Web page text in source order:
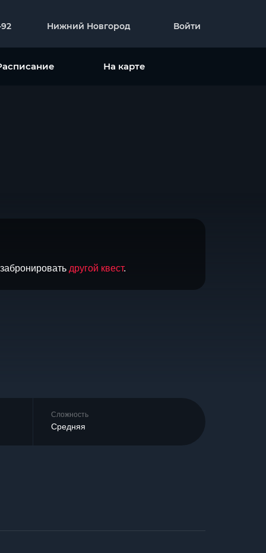
Нижний Новгород Войти
На карте
другой квест.
Сложность
Средняя